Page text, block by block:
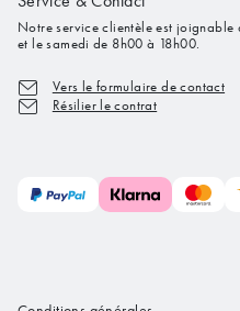
Notre service clientèle est
et le samedi de 8h00 à 18h00.
Vers le formulaire de contact
Résilier le contrat